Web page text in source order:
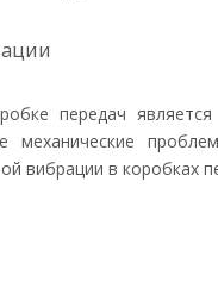
передач
механические
вибрации в коробках